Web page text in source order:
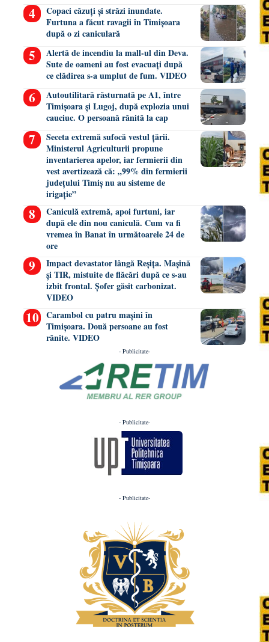
Copaci căzuți și străzi inundate.
Furtuna a făcut ravagii în Timișoara
după o zi caniculară
Alertă de incendiu la mall-ul din Deva.
Sute de oameni au fost evacuați după
ce clădirea s-a umplut de fum. VIDEO
Autoutilitară răsturnată pe A1, între
Timișoara și Lugoj, după explozia unui
cauciuc. O persoană rănită la cap
Seceta extremă sufocă vestul țării.
Ministerul Agriculturii propune
inventarierea apelor, iar fermierii din
vest avertizează că: „99% din fermierii
județului Timiș nu au sisteme de
irigație”
Caniculă extremă, apoi furtuni, iar
după ele din nou caniculă. Cum va fi
vremea în Banat în următoarele 24 de
ore
Impact devastator lângă Reșița. Mașină
și TIR, mistuite de flăcări după ce s-au
izbit frontal. Șofer găsit carbonizat.
VIDEO
Carambol cu patru mașini în
Timișoara. Două persoane au fost
rănite. VIDEO
- Publicitate-
- Publicitate-
- Publicitate-